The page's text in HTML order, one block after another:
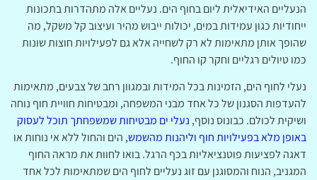
הנעליים האידיאלית ליום בחוף הים. נעליים אלה מתהדרות בתכונות
ייחודיות כגון עמידות במים, יכולות ייבוש מהיר ועיצוב קל משקל, מה
שהופך אותן מתאימות לא רק לשחייה אלא גם לפעילויות חוצות שונות
כמו טיולים רגליים וחקר קו החוף.
נעלי לחוף הים, הזמינות בכל המידות ובמגוון רחב של צבעים, מתאימות
להעדפות הסגנון של כל אחד מבני המשפחה, ומבטיחות חוויית חוף נוחה
ושיקית לכולם. כבונוס נוסף, נעלי ים מבטיחות שמשפחתך תוכל לעסוק
באופן מלא בפעילויות חוף וליהנות מהשמש, הים והחול ללא אי נוחות או
דאגה לפציעות פוטנציאליות בכף הרגל. בואו לחוות את מראה החוף
המגניב, הנוח והמסוגנן עם זוג נעליים לחוף הים שמתאימות לכל אחד